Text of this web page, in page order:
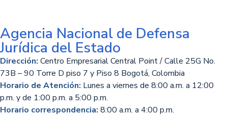
Agencia Nacional de Defensa
Jurídica del Estado
Dirección: Centro Empresarial Central Point / Calle 25G No.
73B – 90 Torre D piso 7 y Piso 8 Bogotá, Colombia
Horario de Atención: Lunes a viernes de 8:00 a.m. a 12:00
p.m. y de 1:00 p.m. a 5:00 p.m.
Horario correspondencia: 8:00 a.m. a 4:00 p.m.